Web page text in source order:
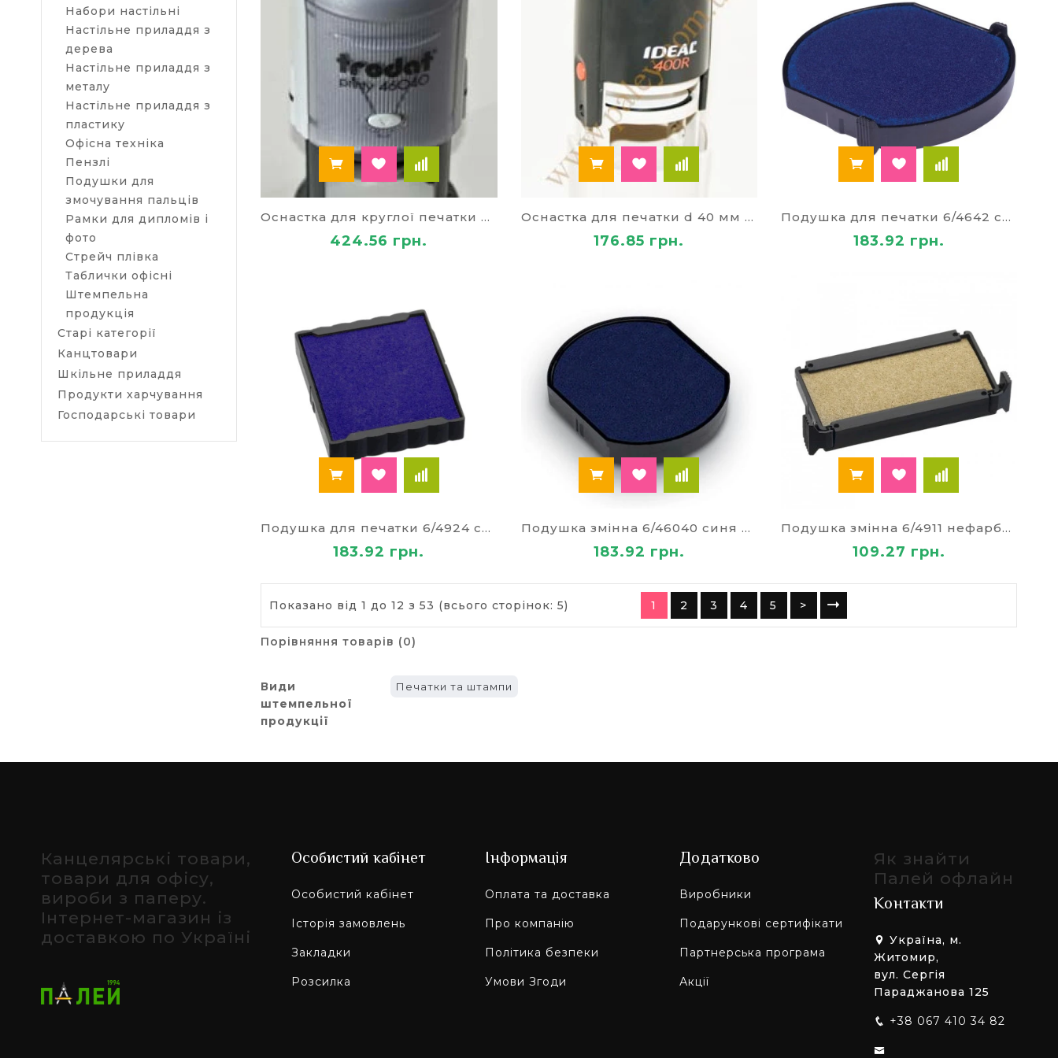
Набори настільні
Настільне приладдя з
дерева
Настільне приладдя з
металу
Настільне приладдя з
пластику
Офісна техніка
Пензлі
Подушки для
змочування пальців
Рамки для дипломів і
фото
Стрейч плівка
Таблички офісні
Штемпельна
продукція
Старі категорії
Канцтовари
Шкільне приладдя
Продукти харчування
Господарські товари
Оснастка для круглої печатки d 42мм 4642
424.56 грн.
Оснастка для печатки d 40 мм з футляром
176.85 грн.
Подушка для печатки 6/4642 синя 9406
183.92 грн.
Подушка для печатки 6/4924 синя 9409
183.92 грн.
Подушка змінна 6/46040 синя 9405
183.92 грн.
Подушка змінна 6/4911 нефарбована 9407
109.27 грн.
Показано від 1 до 12 з 53 (всього сторінок: 5) 1 2 3 4 5 >
Порівняння товарів (0)
Види
штемпельної
продукції
Печатки та штампи
Канцелярські товари,
товари для офісу,
вироби з паперу.
Інтернет-магазин із
доставкою по Україні
Особистий кабінет
Особистий кабінет
Історія замовлень
Закладки
Розсилка
Інформація
Оплата та доставка
Про компанію
Політика безпеки
Умови Згоди
Додатково
Виробники
Подарункові сертифікати
Партнерська програма
Акції
Як знайти
Палей офлайн
Контакти
Україна, м.
Житомир,
вул. Сергія
Параджанова 125
+38 067 410 34 82